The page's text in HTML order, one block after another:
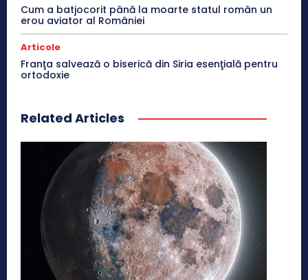
Cum a batjocorit până la moarte statul român un
erou aviator al României
Articole
Franţa salvează o biserică din Siria esenţială pentru
ortodoxie
Related Articles